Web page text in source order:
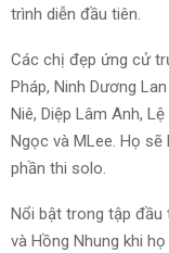
trình diễn đầu tiên.
Các chị đẹp ứng cử
Pháp, Ninh Dương
Niê, Diệp Lâm Anh,
Ngọc và MLee. Họ
phần thi solo.
Nổi bật trong tập đầu
và Hồng Nhung khi